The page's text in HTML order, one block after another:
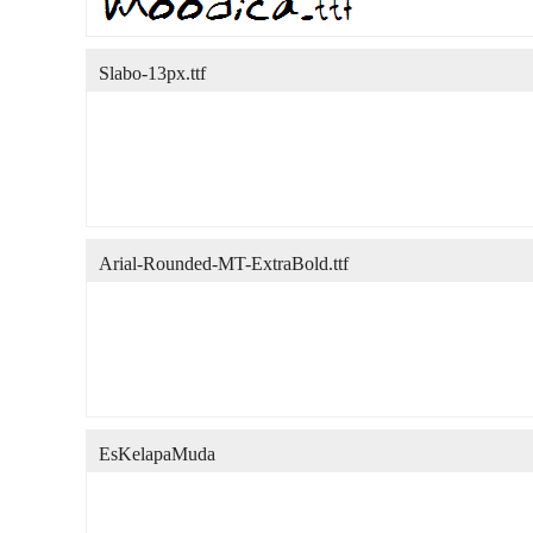
Slabo-13px.ttf
Arial-Rounded-MT-ExtraBold.ttf
EsKelapaMuda